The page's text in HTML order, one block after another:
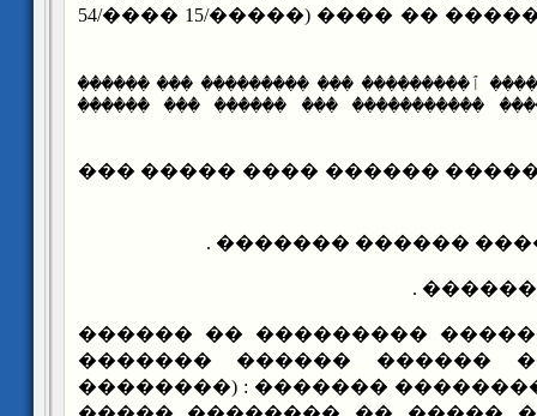
����� ��� ���� ����� �� ���� (�����/15 ����/54
ٱ��������� ��� ��������� ��� ������
����������� ��� ������ ��� ������
�������: �� ����� ������
������ : �� �����
���� ������� ��������� ��
��������� ���� ������
��������� ��� ��������